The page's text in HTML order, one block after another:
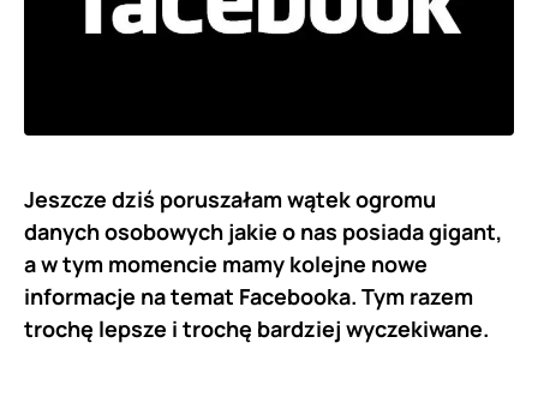
Jeszcze dziś poruszałam wątek ogromu
danych osobowych jakie o nas posiada gigant,
a w tym momencie mamy kolejne nowe
informacje na temat Facebooka. Tym razem
trochę lepsze i trochę bardziej wyczekiwane.